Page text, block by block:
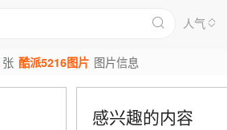
人气
张 酷派5216图片 图片信息
感兴趣的内容